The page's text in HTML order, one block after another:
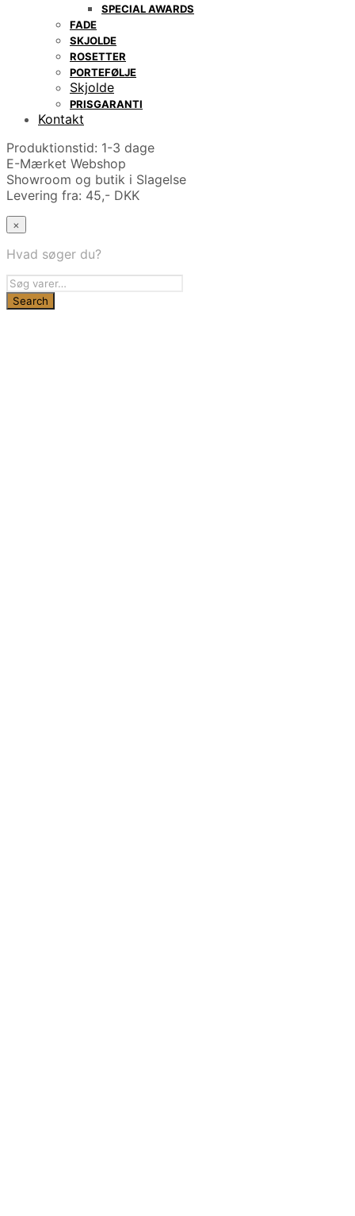
SPECIAL AWARDS
FADE
SKJOLDE
ROSETTER
PORTEFØLJE
Skjolde
PRISGARANTI
Kontakt
Produktionstid: 1-3 dage
E-Mærket Webshop
Showroom og butik i Slagelse
Levering fra: 45,- DKK
×
Hvad søger du?